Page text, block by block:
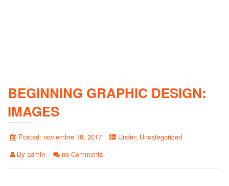
BEGINNING GRAPHIC DESIGN:
IMAGES
Posted: noviembre 18, 2017 Under: Uncategorized
By admin no Comments